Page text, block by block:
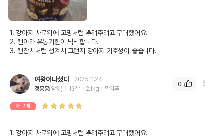
1. 강아지 사료위에 고명처럼 뿌려주려고 구매했어요.
2. 캔이라 유통기한이.넉넉합니다.
3. 캔참치처럼 생겨서 그런지 강아지 기호성이 좋습니다.
여왕이나셨다
2025.11.24
정몽몽(암컷) 13살 2.1kg 말티푸
재구매
1. 강아지 사료위에 고명처럼 뿌려주려고 구매했어요.
0